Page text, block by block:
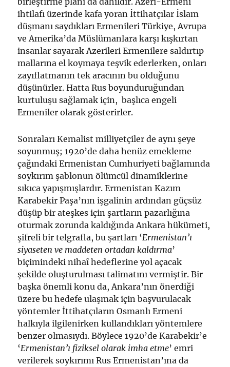
ihtilafı üzerinde kafa yoran İttihatçılar İslam
düşmanı saydıkları Ermenileri Türkiye, Avrupa
ve Amerika’da Müslümanlara karşı kışkırtan
insanlar sayarak Azerileri Ermenilere saldırtıp
mallarına el koymaya teşvik ederlerken, onları
zayıflatmanın tek aracının bu olduğunu
düşünürler. Hatta Rus boyunduruğundan
kurtuluşu sağlamak için, başlıca engeli
Ermeniler olarak gösterirler.
Sonraları Kemalist milliyetçiler de aynı şeye
soyunmuş; 1920’de daha henüz emekleme
çağındaki Ermenistan Cumhuriyeti bağlamında
soykırım şablonun ölümcül dinamiklerine
sıkıca yapışmışlardır. Ermenistan Kazım
Karabekir Paşa’nın işgalinin ardından güçsüz
düşüp bir ateşkes için şartların pazarlığına
oturmak zorunda kaldığında Ankara hükümeti,
şifreli bir telgrafla, bu şartları ‘Ermenistan’ı
siyaseten ve maddeten ortadan kaldırma’
biçimindeki nihaî hedeflerine yol açacak
şekilde oluşturulması talimatını vermiştir. Bir
başka önemli konu da, Ankara’nın önerdiği
üzere bu hedefe ulaşmak için başvurulacak
yöntemler İttihatçıların Osmanlı Ermeni
halkıyla ilgilenirken kullandıkları yöntemlere
benzer olmasıydı. Böylece 1920’de Karabekir’e
‘Ermenistan’ı fiziksel olarak imha etme’ emri
verilerek soykırımı Rus Ermenistan’ına da